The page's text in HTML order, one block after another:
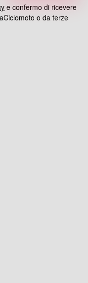
e confermo di ricevere
o da terze